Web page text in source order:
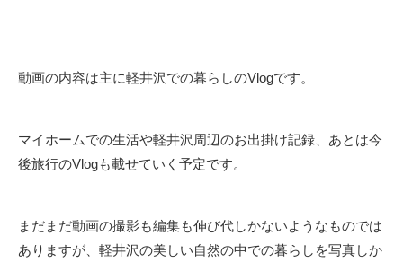
動画の内容は主に軽井沢での暮らしのVlogです。
マイホームでの生活や軽井沢周辺のお出掛け記録、あとは今
後旅行のVlogも載せていく予定です。
まだまだ動画の撮影も編集も伸び代しかないようなものでは
ありますが、軽井沢の美しい自然の中での暮らしを写真しか